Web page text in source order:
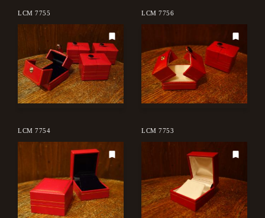
LCM 7755 LCM 7756
LCM 7754 LCM 7753